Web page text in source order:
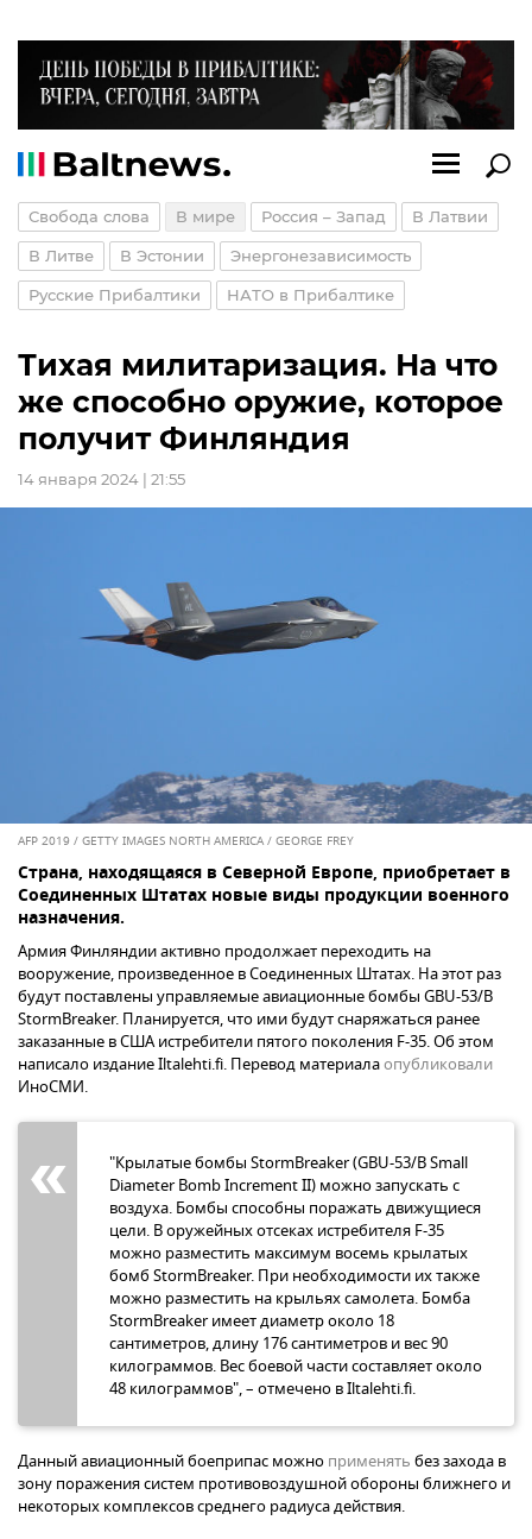
Свобода слова В мире Россия – Запад В Латвии
В Литве В Эстонии Энергонезависимость
Русские Прибалтики НАТО в Прибалтике
Тихая милитаризация. На что
же способно оружие, которое
получит Финляндия
14 января 2024 | 21:55
AFP 2019 / GETTY IMAGES NORTH AMERICA / GEORGE FREY
Страна, находящаяся в Северной Европе, приобретает в
Соединенных Штатах новые виды продукции военного
назначения.
Армия Финляндии активно продолжает переходить на
вооружение, произведенное в Соединенных Штатах. На этот раз
будут поставлены управляемые авиационные бомбы GBU-53/B
StormBreaker. Планируется, что ими будут снаряжаться ранее
заказанные в США истребители пятого поколения F-35. Об этом
написало издание Iltalehti.fi. Перевод материалаопубликовали
ИноСМИ.
"Крылатые бомбы StormBreaker (GBU-53/B Small
Diameter Bomb Increment II) можно запускать с
воздуха. Бомбы способны поражать движущиеся
цели. В оружейных отсеках истребителя F-35
можно разместить максимум восемь крылатых
бомб StormBreaker. При необходимости их также
можно разместить на крыльях самолета. Бомба
StormBreaker имеет диаметр около 18
сантиметров, длину 176 сантиметров и вес 90
килограммов. Вес боевой части составляет около
48 килограммов", – отмечено в Iltalehti.fi.
Данный авиационный боеприпас можно применять без захода в
зону поражения систем противовоздушной обороны ближнего и
некоторых комплексов среднего радиуса действия.